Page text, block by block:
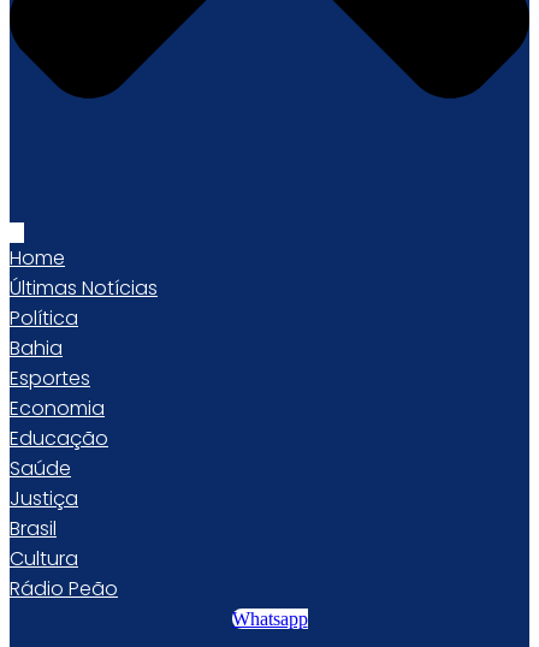
Home
Últimas Notícias
Política
Bahia
Esportes
Economia
Educação
Saúde
Justiça
Brasil
Cultura
Rádio Peão
Whatsapp